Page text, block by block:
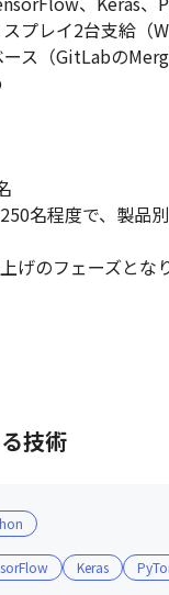
プレイ2台支給（
ス（GitLabの
名程度で、製品
げのフェーズとな
技術
Keras